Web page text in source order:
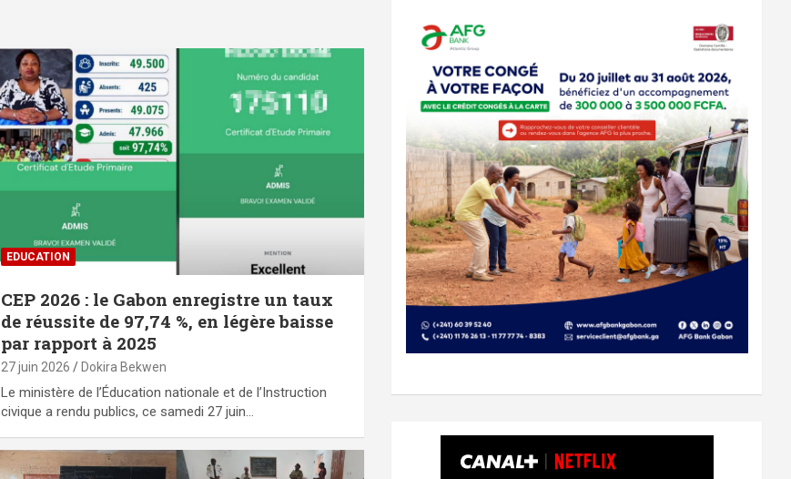
EDUCATION
CEP 2026 : le Gabon enregistre un taux
de réussite de 97,74 %, en légère baisse
par rapport à 2025
27 juin 2026 Dokira Bekwen
Le ministère de l’Éducation nationale et de l’Instruction
civique a rendu publics, ce samedi 27 juin…